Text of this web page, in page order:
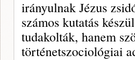
irányulnak Jézus
számos kutatás
tudakolták, hanem
történetszociológiai